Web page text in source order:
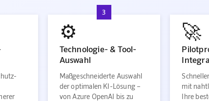
3
⚙️
Technologie- & Tool-
Auswahl
Maßgeschneiderte Auswahl
der optimalen KI-Lösung –
von Azure OpenAI bis zu
🚀
mit
Ihre